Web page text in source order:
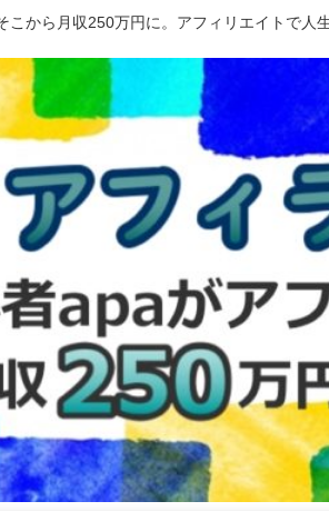
から月収250万円に。アフィリエイトで人